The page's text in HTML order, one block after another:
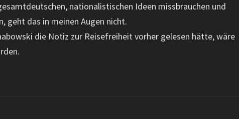
nationalistischen Ideen missbrauchen und
geht das in meinen Augen nicht.
die Notiz zur Reisefreiheit vorher gelesen hätte, wäre